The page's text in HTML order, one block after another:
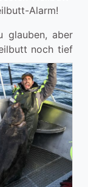
Alarm!
glauben, aber
noch tief